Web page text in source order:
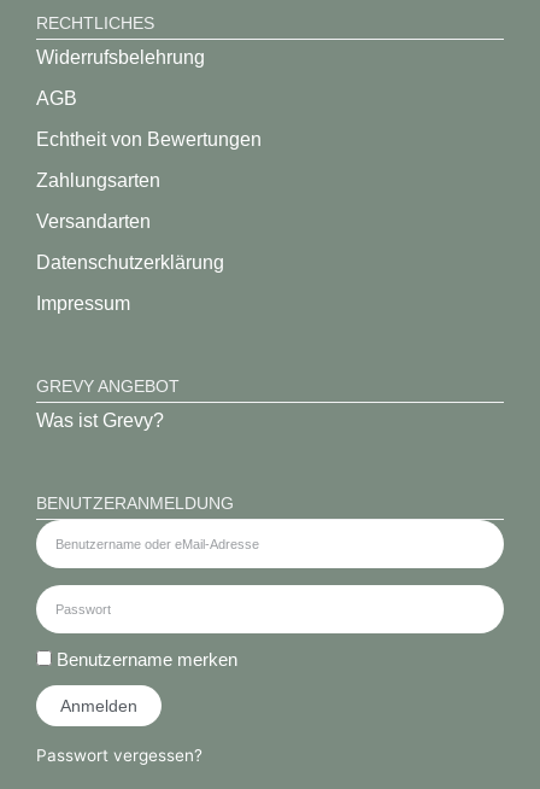
Grevy
RECHTLICHES
Widerrufsbelehrung
AGB
Echtheit von Bewertungen
Zahlungsarten
Versandarten
Datenschutz­erklärung
Impressum
GREVY ANGEBOT
Was ist Grevy?
BENUTZERANMELDUNG
Benutzername merken
Anmelden
Passwort vergessen?